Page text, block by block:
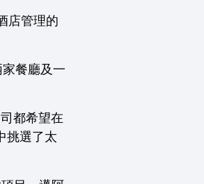
店管理的
家餐廳及一
司都希望在
挑選了太